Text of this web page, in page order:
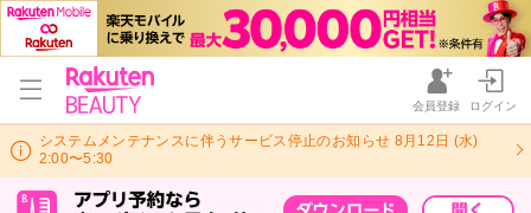
会員登録 ログイン
システムメンテナンスに伴うサービス停止のお知らせ 8月12日 (水)
2:00〜5:30